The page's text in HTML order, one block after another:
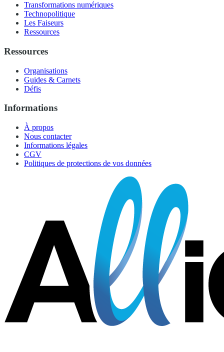
Transformations numériques
Technopolitique
Les Faiseurs
Ressources
Ressources
Organisations
Guides & Carnets
Défis
Informations
À propos
Nous contacter
Informations légales
CGV
Politiques de protections de vos données